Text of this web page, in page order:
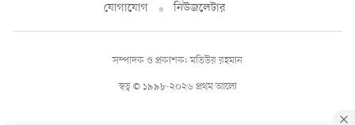
যোগাযোগ
নিউজলেটার
স্বত্ব © ১৯৯৮-২০২৬ প্রথম আলো
সম্পাদক ও প্রকাশক: মতিউর রহমান